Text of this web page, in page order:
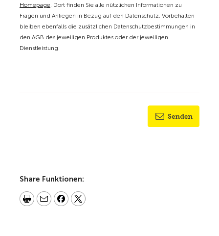
Homepage. Dort finden Sie alle nützlichen Informationen zu
Fragen und Anliegen in Bezug auf den Datenschutz. Vorbehalten
bleiben ebenfalls die zusätzlichen Datenschutzbestimmungen in
den AGB des jeweiligen Produktes oder der jeweiligen
Dienstleistung.
Senden
Share Funktionen: